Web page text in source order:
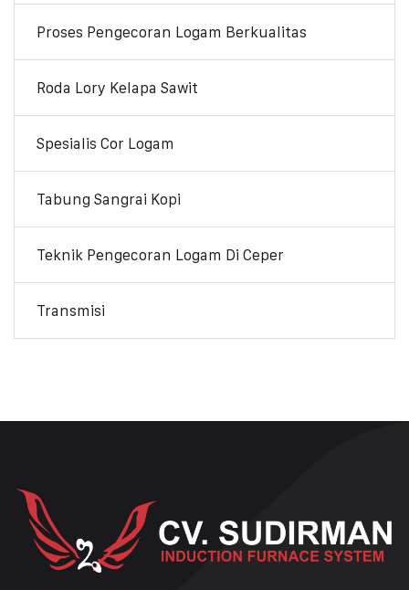
Proses Pengecoran Logam Berkualitas
Roda Lory Kelapa Sawit
Spesialis Cor Logam
Tabung Sangrai Kopi
Teknik Pengecoran Logam Di Ceper
Transmisi